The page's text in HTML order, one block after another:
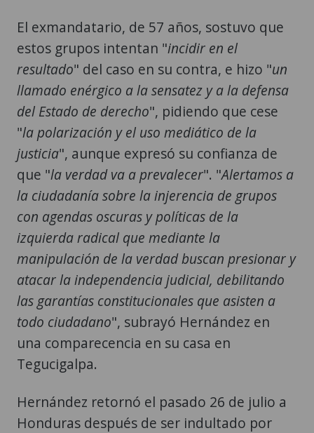
El exmandatario, de 57 años, sostuvo que
estos grupos intentan "incidir en el
resultado" del caso en su contra, e hizo "un
llamado enérgico a la sensatez y a la defensa
del Estado de derecho", pidiendo que cese
"la polarización y el uso mediático de la
justicia", aunque expresó su confianza de
que "la verdad va a prevalecer". "Alertamos a
la ciudadanía sobre la injerencia de grupos
con agendas oscuras y políticas de la
izquierda radical que mediante la
manipulación de la verdad buscan presionar y
atacar la independencia judicial, debilitando
las garantías constitucionales que asisten a
todo ciudadano", subrayó Hernández en
una comparecencia en su casa en
Tegucigalpa.
Hernández retornó el pasado 26 de julio a
Honduras después de ser indultado por